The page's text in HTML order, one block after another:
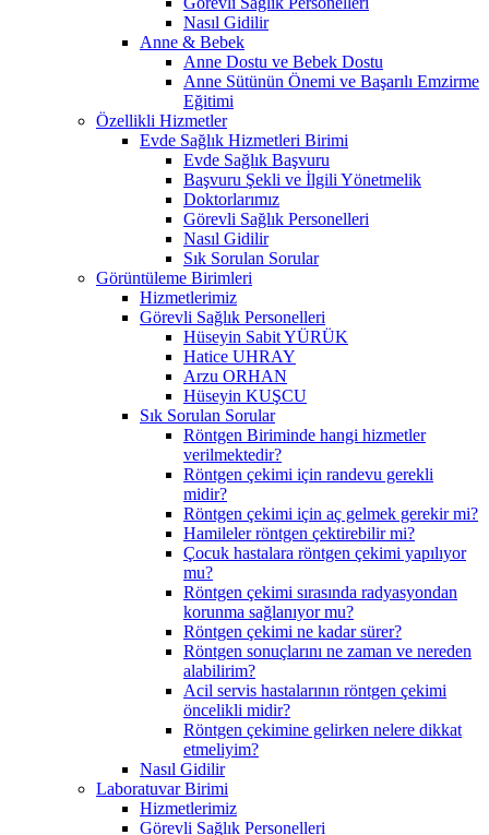
Nasıl Gidilir
Anne & Bebek
Anne Dostu ve Bebek Dostu
Anne Sütünün Önemi ve Başarılı Emzirme
Eğitimi
Özellikli Hizmetler
Evde Sağlık Hizmetleri Birimi
Evde Sağlık Başvuru
Başvuru Şekli ve İlgili Yönetmelik
Doktorlarımız
Görevli Sağlık Personelleri
Nasıl Gidilir
Sık Sorulan Sorular
Görüntüleme Birimleri
Hizmetlerimiz
Görevli Sağlık Personelleri
Hüseyin Sabit YÜRÜK
Hatice UHRAY
Arzu ORHAN
Hüseyin KUŞCU
Sık Sorulan Sorular
Röntgen Biriminde hangi hizmetler
verilmektedir?
Röntgen çekimi için randevu gerekli
midir?
Röntgen çekimi için aç gelmek gerekir mi?
Hamileler röntgen çektirebilir mi?
Çocuk hastalara röntgen çekimi yapılıyor
mu?
Röntgen çekimi sırasında radyasyondan
korunma sağlanıyor mu?
Röntgen çekimi ne kadar sürer?
Röntgen sonuçlarını ne zaman ve nereden
alabilirim?
Acil servis hastalarının röntgen çekimi
öncelikli midir?
Röntgen çekimine gelirken nelere dikkat
etmeliyim?
Nasıl Gidilir
Laboratuvar Birimi
Hizmetlerimiz
Görevli Sağlık Personelleri